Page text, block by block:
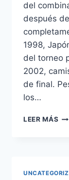
del
después
1998,
del torneo
2002,
de final.
los…
LEER MÁS